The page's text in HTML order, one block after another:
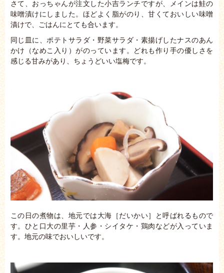
さて、おっちゃんが注文した小吉ランチですが、メインは鮭の
味噌漬けにしました。ほどよく脂がのり、甘くておいしい味噌
漬けで、ごはんにとても合います。
同じ皿に、ポテトサラダ・野菜サラダ・素揚げしたナスのあん
かけ（なめこ入り）がのっています。どれも作り手の優しさを
感じる甘みがあり、ちょうどいい塩梅です。
この日の煮物は、地元では大海［だいかい］と呼ばれるもので
す。ひと口大の里芋・人参・シイタケ・鶏肉などが入っていま
す。地元の味でおいしいです。